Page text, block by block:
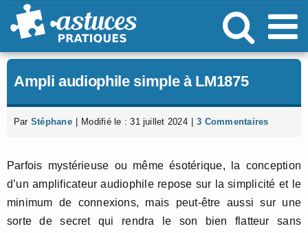
Passer
au
Ampli audiophile simple à LM1875
Par Stéphane Modifié le : 31 juillet 2024 3 Commentaires
Parfois mystérieuse ou même ésotérique, la conception
d’un amplificateur audiophile repose sur la simplicité et le
minimum de connexions, mais peut-être aussi sur une
sorte de secret qui rendra le son bien flatteur sans